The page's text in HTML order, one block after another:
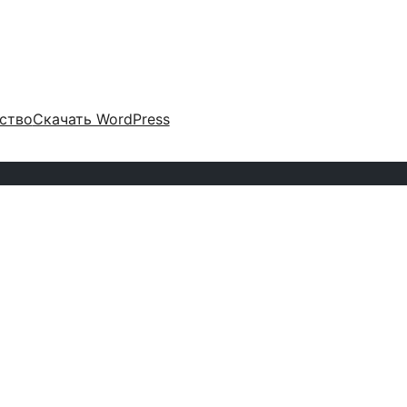
Скачать WordPress